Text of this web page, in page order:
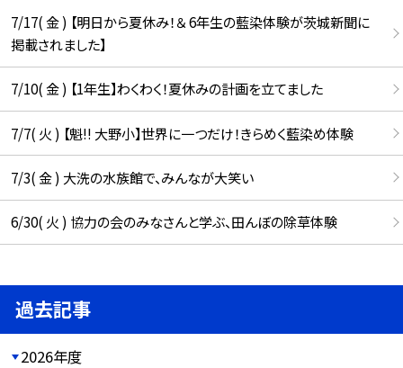
7/17( 金 ) 【明日から夏休み！＆ 6年生の藍染体験が茨城新聞に
掲載されました】
7/10( 金 ) 【1年生】わくわく！夏休みの計画を立てました
7/7( 火 ) 【魁!! 大野小】世界に一つだけ！きらめく藍染め体験
7/3( 金 ) 大洗の水族館で、みんなが大笑い
6/30( 火 ) 協力の会のみなさんと学ぶ、田んぼの除草体験
過去記事
2026年度